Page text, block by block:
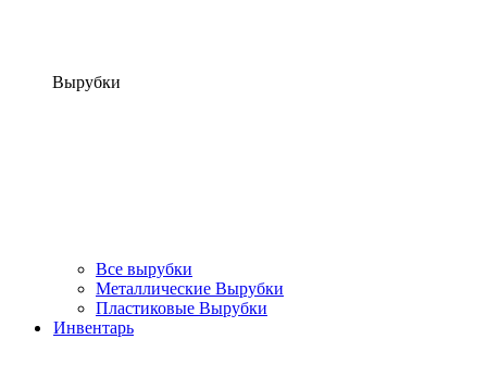
Вырубки
Все вырубки
Металлические Вырубки
Пластиковые Вырубки
Инвентарь